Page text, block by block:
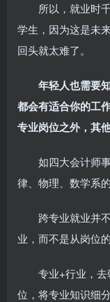
所以，就业时
学生，因为这是未
回头就太难了。
年轻人也需要
都会有适合你的工
专业岗位之外，其
如四大会计师
律、物理、数学系
跨专业就业并
业，而不是从岗位
专业+行业，
位，将专业知识细